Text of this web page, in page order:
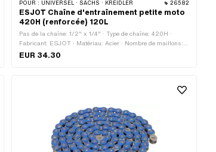
POUR : UNIVERSEL · SACHS · KREIDLER 26582
ESJOT Chaîne d'entraînement petite moto
420H (renforcée) 120L
Pas de la chaîne: 1/2" x 1/4" · Type de chaîne: 420H ·
Fabricant: ESJOT · Matériau: Acier · Nombre de maillons:
120 pcs · Circonférence de roulement: 1524 mm · Type de
EUR 34.30